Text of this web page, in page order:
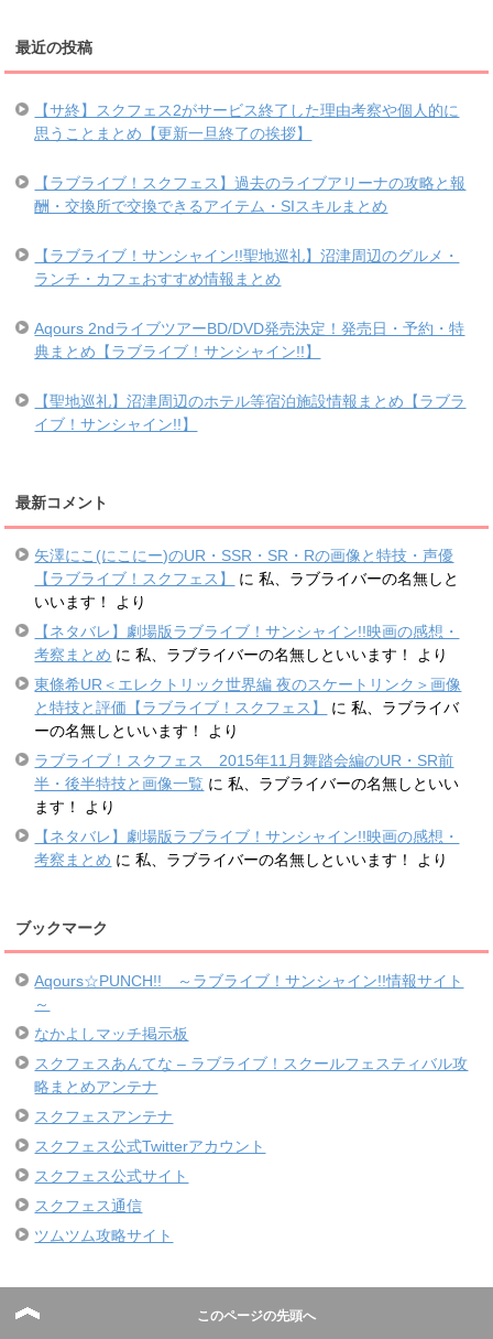
最近の投稿
【サ終】スクフェス2がサービス終了した理由考察や個人的に
思うことまとめ【更新一旦終了の挨拶】
【ラブライブ！スクフェス】過去のライブアリーナの攻略と報
酬・交換所で交換できるアイテム・SIスキルまとめ
【ラブライブ！サンシャイン!!聖地巡礼】沼津周辺のグルメ・
ランチ・カフェおすすめ情報まとめ
Aqours 2ndライブツアーBD/DVD発売決定！発売日・予約・特
典まとめ【ラブライブ！サンシャイン!!】
【聖地巡礼】沼津周辺のホテル等宿泊施設情報まとめ【ラブラ
イブ！サンシャイン!!】
最新コメント
矢澤にこ(にこにー)のUR・SSR・SR・Rの画像と特技・声優
【ラブライブ！スクフェス】
に私、ラブライバーの名無しと
いいます！
より
【ネタバレ】劇場版ラブライブ！サンシャイン!!映画の感想・
考察まとめ に私、ラブライバーの名無しといいます！
より
東條希UR＜エレクトリック世界編 夜のスケートリンク＞画像
と特技と評価【ラブライブ！スクフェス】
に私、ラブライバ
ーの名無しといいます！
より
ラブライブ！スクフェス 2015年11月舞踏会編のUR・SR前
半・後半特技と画像一覧 に私、ラブライバーの名無しといい
ます！
より
【ネタバレ】劇場版ラブライブ！サンシャイン!!映画の感想・
考察まとめ に私、ラブライバーの名無しといいます！ より
ブックマーク
Aqours☆PUNCH!! ～ラブライブ！サンシャイン!!情報サイト
～
なかよしマッチ掲示板
スクフェスあんてな – ラブライブ！スクールフェスティバル攻
略まとめアンテナ
スクフェスアンテナ
スクフェス公式Twitterアカウント
スクフェス公式サイト
スクフェス通信
ツムツム攻略サイト
このページの先頭へ